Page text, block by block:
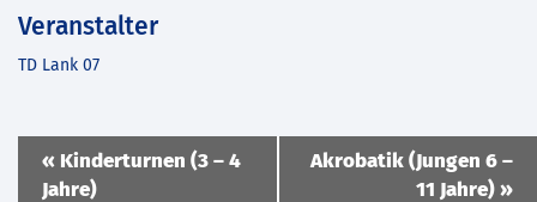
Veranstalter
TD Lank 07
Veranstaltung
Navigation
« Kinderturnen (3 – 4
Jahre)
Akrobatik (Jungen 6 –
11 Jahre) »